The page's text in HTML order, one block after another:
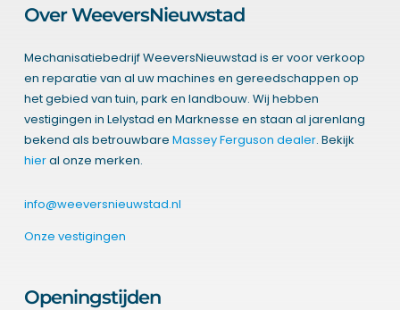
Over WeeversNieuwstad
Mechanisatiebedrijf WeeversNieuwstad is er voor verkoop
en reparatie van al uw machines en gereedschappen op
het gebied van tuin, park en landbouw. Wij hebben
vestigingen in Lelystad en Marknesse en staan al jarenlang
bekend als betrouwbare Massey Ferguson dealer. Bekijk
hieral onze merken.
info@weeversnieuwstad.nl
Onze vestigingen
Openingstijden